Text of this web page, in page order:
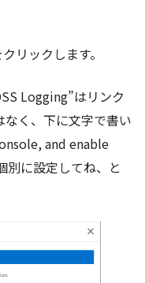
リックします。
Logging”はリンク
く、下に文字で書い
and enable
に設定してね、と